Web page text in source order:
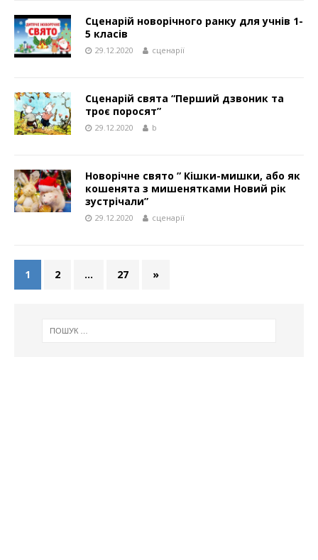
Сценарій новорічного ранку для учнів 1-
5 класів
29.12.2020 сценарії
Сценарій свята “Перший дзвоник та
троє поросят”
29.12.2020 b
Новорічне свято ” Кішки-мишки, або як
кошенята з мишенятками Новий рік
зустрічали”
29.12.2020 сценарії
1 2 … 27 »